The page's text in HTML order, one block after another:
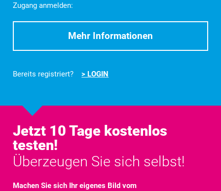
Zugang anmelden:
Mehr Informationen
Bereits registriert?> LOGIN
Jetzt 10 Tage kostenlos
testen!
Überzeugen Sie sich selbst!
Machen Sie sich Ihr eigenes Bild vom